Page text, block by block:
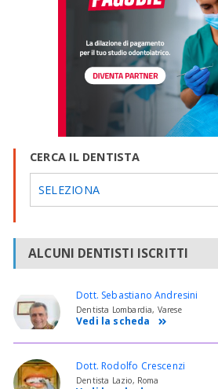
CERCA IL DENTISTA
SELEZIONA
ALCUNI DENTISTI ISCRITTI
Dott. Sebastiano Andresini
Dentista Lombardia, Varese
Vedi la scheda
Dott. Rodolfo Crescenzi
Dentista Lazio, Roma